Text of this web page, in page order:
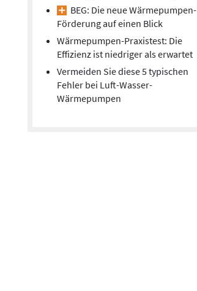
BEG: Die neue Wärmepumpen-
Förderung auf einen Blick
Wärmepumpen-Praxistest: Die
Effizienz ist niedriger als erwartet
Vermeiden Sie diese 5 typischen
Fehler bei Luft-Wasser-
Wärmepumpen